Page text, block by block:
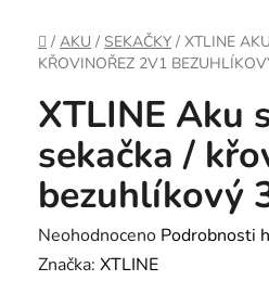
DOMŮ
/ AKU / SEKAČKY / XTLINE
KŘOVINOŘEZ 2V1
XTLINE Aku
sekačka /
bezuhlíkový
Průměrné
hodnocení
Neohodnoceno Podrobnosti
Značka: XTLINE